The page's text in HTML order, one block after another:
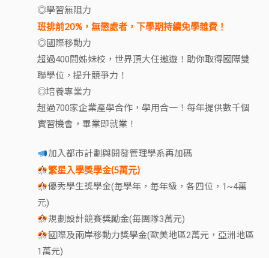
◎學習無阻力
班排前20%，無懲處者，下學期持續免學雜費！
◎國際移動力
超過400間姊妹校，世界頂大任遨遊！助你取得國際雙
聯學位，提升競爭力！
◎培養專業力
超過700家企業產學合作，學用合一！每年提供數千個
實習機會，畢業即就業！
加入都市計劃與開發管理學系再加碼
繁星入學獎學金(5萬元)
優秀學生獎學金(毎學年，毎年級，各四位，1~4萬
元)
規劃設計競賽獎勵金(毎團隊3萬元)
國際及兩岸移動力獎學金(歐美地區2萬元，亞洲地區
1萬元)